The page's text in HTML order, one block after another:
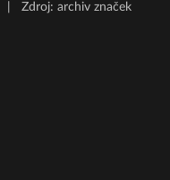
Zdroj: archiv značek